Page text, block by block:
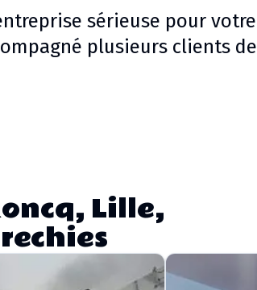
sérieuse pour votre
plusieurs clients de
Lille,